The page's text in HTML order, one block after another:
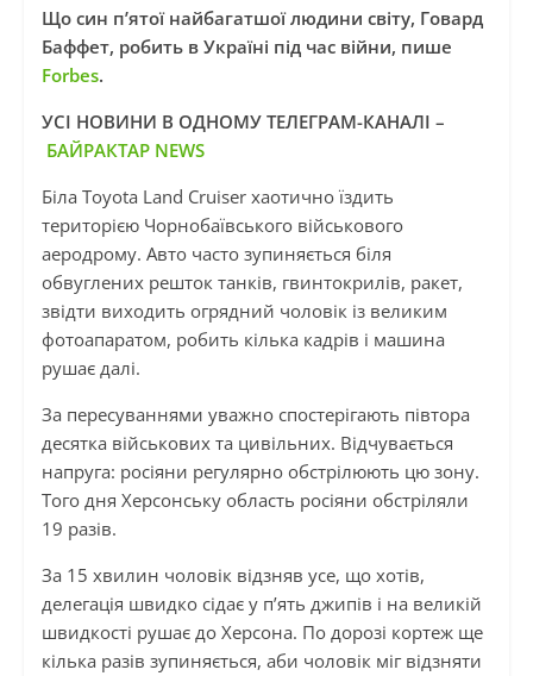
Що син пʼятої найбагатшої людини світу, Говард
Баффет, робить в Україні під час війни, пише
Forbes.
УСІ НОВИНИ В ОДНОМУ ТЕЛЕГРАМ-КАНАЛІ –
БАЙРАКТАР NEWS
Біла Toyota Land Cruiser хаотично їздить
територією Чорнобаївського військового
аеродрому. Авто часто зупиняється біля
обвуглених решток танків, гвинтокрилів, ракет,
звідти виходить огрядний чоловік із великим
фотоапаратом, робить кілька кадрів і машина
рушає далі.
За пересуваннями уважно спостерігають півтора
десятка військових та цивільних. Відчувається
напруга: росіяни регулярно обстрілюють цю зону.
Того дня Херсонську область росіяни обстріляли
19 разів.
За 15 хвилин чоловік відзняв усе, що хотів,
делегація швидко сідає у п’ять джипів і на великій
швидкості рушає до Херсона. По дорозі кортеж ще
кілька разів зупиняється, аби чоловік міг відзняти